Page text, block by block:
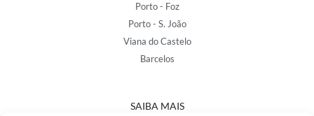
Porto - Foz
Porto - S. João
Viana do Castelo
Barcelos
SAIBA MAIS